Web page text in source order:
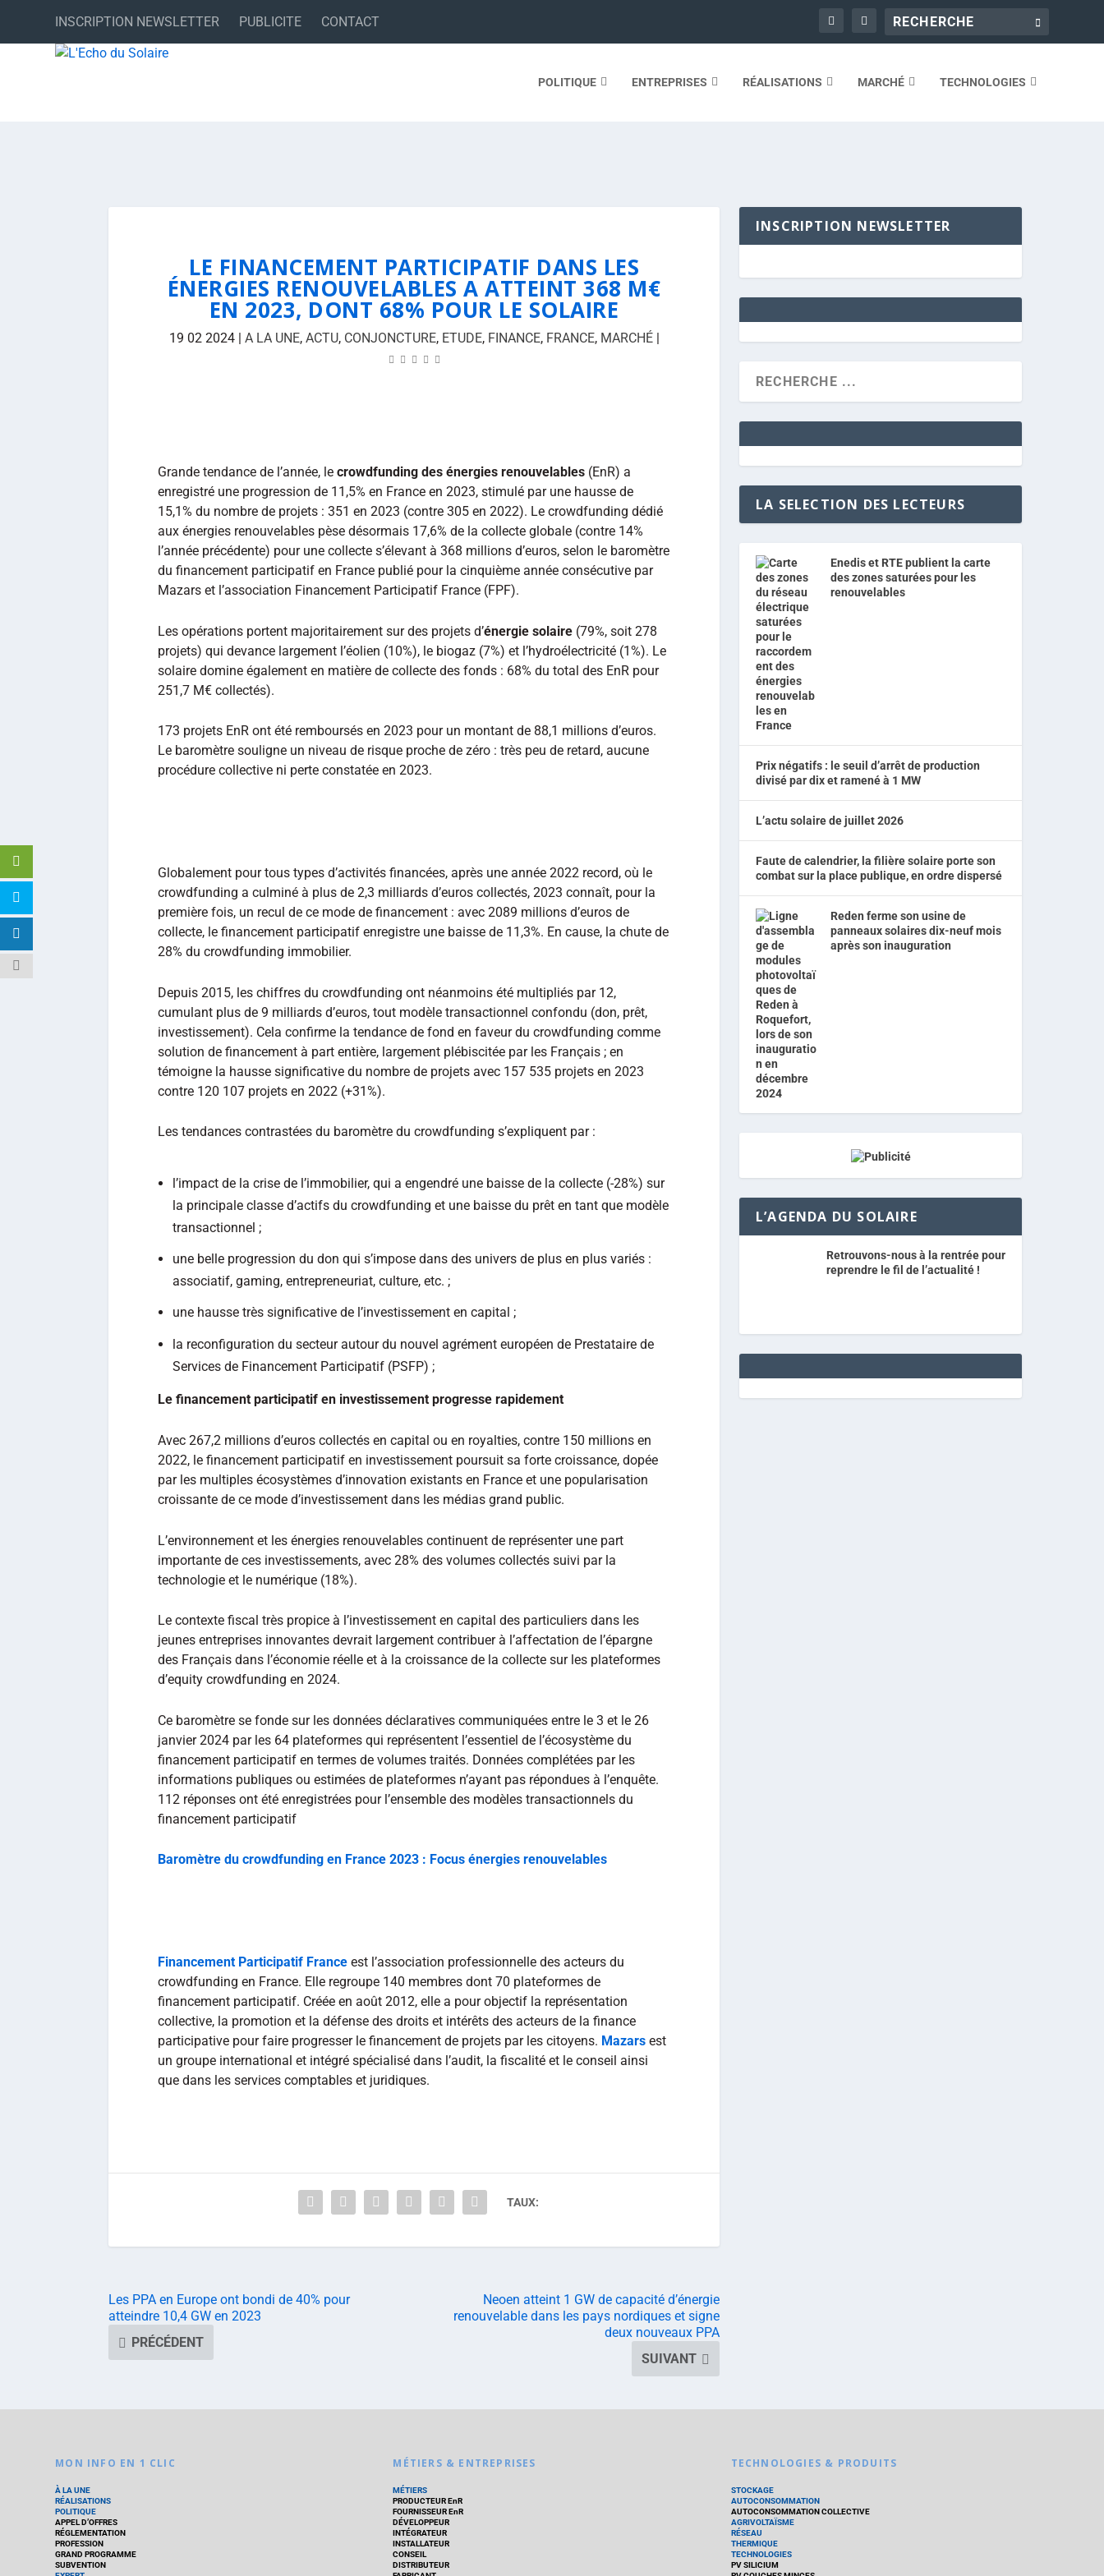
INSCRIPTION NEWSLETTER PUBLICITE CONTACT
POLITIQUE ENTREPRISES RÉALISATIONS MARCHÉ TECHNOLOGIES
LE FINANCEMENT PARTICIPATIF DANS LES
ÉNERGIES RENOUVELABLES A ATTEINT 368 M€
EN 2023, DONT 68% POUR LE SOLAIRE
19 02 2024| A LA UNE, ACTU, CONJONCTURE, ETUDE, FINANCE, FRANCE, MARCHÉ|
Grande tendance de l’année, le crowdfunding des énergies renouvelables (EnR) a
enregistré une progression de 11,5% en France en 2023, stimulé par une hausse de
15,1% du nombre de projets : 351 en 2023 (contre 305 en 2022). Le crowdfunding dédié
aux énergies renouvelables pèse désormais 17,6% de la collecte globale (contre 14%
l’année précédente) pour une collecte s’élevant à 368 millions d’euros, selon le baromètre
du financement participatif en France publié pour la cinquième année consécutive par
Mazars et l’association Financement Participatif France (FPF).
Les opérations portent majoritairement sur des projets d’énergie solaire (79%, soit 278
projets) qui devance largement l’éolien (10%), le biogaz (7%) et l’hydroélectricité (1%). Le
solaire domine également en matière de collecte des fonds : 68% du total des EnR pour
251,7 M€ collectés).
173 projets EnR ont été remboursés en 2023 pour un montant de 88,1 millions d’euros.
Le baromètre souligne un niveau de risque proche de zéro : très peu de retard, aucune
procédure collective ni perte constatée en 2023.
Globalement pour tous types d’activités financées, après une année 2022 record, où le
crowdfunding a culminé à plus de 2,3 milliards d’euros collectés, 2023 connaît, pour la
première fois, un recul de ce mode de financement : avec 2089 millions d’euros de
collecte, le financement participatif enregistre une baisse de 11,3%. En cause, la chute de
28% du crowdfunding immobilier.
Depuis 2015, les chiffres du crowdfunding ont néanmoins été multipliés par 12,
cumulant plus de 9 milliards d’euros, tout modèle transactionnel confondu (don, prêt,
investissement). Cela confirme la tendance de fond en faveur du crowdfunding comme
solution de financement à part entière, largement plébiscitée par les Français ; en
témoigne la hausse significative du nombre de projets avec 157 535 projets en 2023
contre 120 107 projets en 2022 (+31%).
Les tendances contrastées du baromètre du crowdfunding s’expliquent par :
l’impact de la crise de l’immobilier, qui a engendré une baisse de la collecte (-28%) sur
la principale classe d’actifs du crowdfunding et une baisse du prêt en tant que modèle
transactionnel ;
une belle progression du don qui s’impose dans des univers de plus en plus variés :
associatif, gaming, entrepreneuriat, culture, etc. ;
une hausse très significative de l’investissement en capital ;
la reconfiguration du secteur autour du nouvel agrément européen de Prestataire de
Services de Financement Participatif (PSFP) ;
Le financement participatif en investissement progresse rapidement
Avec 267,2 millions d’euros collectés en capital ou en royalties, contre 150 millions en
2022, le financement participatif en investissement poursuit sa forte croissance, dopée
par les multiples écosystèmes d’innovation existants en France et une popularisation
croissante de ce mode d’investissement dans les médias grand public.
L’environnement et les énergies renouvelables continuent de représenter une part
importante de ces investissements, avec 28% des volumes collectés suivi par la
technologie et le numérique (18%).
Le contexte fiscal très propice à l’investissement en capital des particuliers dans les
jeunes entreprises innovantes devrait largement contribuer à l’affectation de l’épargne
des Français dans l’économie réelle et à la croissance de la collecte sur les plateformes
d’equity crowdfunding en 2024.
Ce baromètre se fonde sur les données déclaratives communiquées entre le 3 et le 26
janvier 2024 par les 64 plateformes qui représentent l’essentiel de l’écosystème du
financement participatif en termes de volumes traités. Données complétées par les
informations publiques ou estimées de plateformes n’ayant pas répondues à l’enquête.
112 réponses ont été enregistrées pour l’ensemble des modèles transactionnels du
financement participatif
Baromètre du crowdfunding en France 2023 : Focus énergies renouvelables
Financement Participatif France est l’association professionnelle des acteurs du
crowdfunding en France. Elle regroupe 140 membres dont 70 plateformes de
financement participatif. Créée en août 2012, elle a pour objectif la représentation
collective, la promotion et la défense des droits et intérêts des acteurs de la finance
participative pour faire progresser le financement de projets par les citoyens. Mazars est
un groupe international et intégré spécialisé dans l’audit, la fiscalité et le conseil ainsi
que dans les services comptables et juridiques.
TAUX:
Les PPA en Europe ont bondi de 40% pour
atteindre 10,4 GW en 2023
PRÉCÉDENT
Neoen atteint 1 GW de capacité d’énergie
renouvelable dans les pays nordiques et signe
deux nouveaux PPA
SUIVANT
INSCRIPTION NEWSLETTER
LA SELECTION DES LECTEURS
Enedis et RTE publient la carte
des zones saturées pour les
renouvelables
Prix négatifs : le seuil d’arrêt de production
divisé par dix et ramené à 1 MW
L’actu solaire de juillet 2026
Faute de calendrier, la filière solaire porte son
combat sur la place publique, en ordre dispersé
Reden ferme son usine de
panneaux solaires dix-neuf mois
après son inauguration
L’AGENDA DU SOLAIRE
Retrouvons-nous à la rentrée pour
reprendre le fil de l’actualité !
MON INFO EN 1 CLIC
À LA UNE
RÉALISATIONS
POLITIQUE
APPEL D’OFFRES
RÉGLEMENTATION
PROFESSION
GRAND PROGRAMME
SUBVENTION
MÉTIERS & ENTREPRISES
MÉTIERS
PRODUCTEUR EnR
FOURNISSEUR EnR
DÉVELOPPEUR
INTÉGRATEUR
INSTALLATEUR
CONSEIL
DISTRIBUTEUR
TECHNOLOGIES & PRODUITS
STOCKAGE
AUTOCONSOMMATION
AUTOCONSOMMATION COLLECTIVE
AGRIVOLTAÏSME
RÉSEAU
THERMIQUE
TECHNOLOGIES
PV SILICIUM